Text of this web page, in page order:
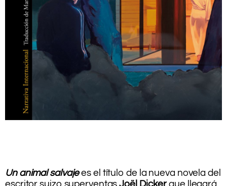
Un animal salvajees el título de la nueva novela del